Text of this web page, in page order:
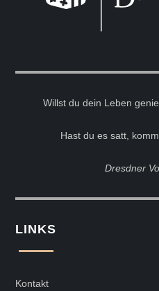
Willst du dein Leben
Hast du es satt,
Dresdner
LINKS
Kontakt